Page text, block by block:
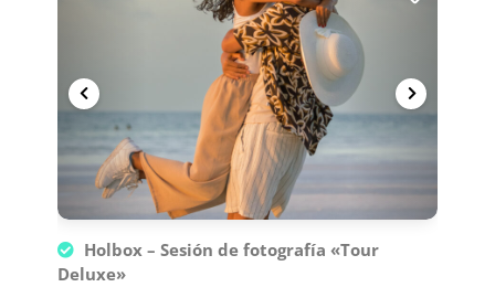
Holbox – Sesión de fotografía «Tour
Deluxe»